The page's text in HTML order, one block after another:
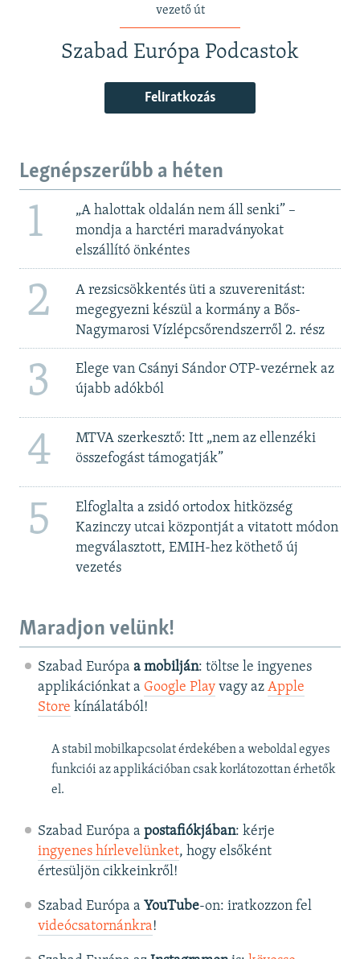
vezető út
Szabad Európa Podcastok
Feliratkozás
Legnépszerűbb a héten
1
„A halottak oldalán nem áll senki” –
mondja a harctéri maradványokat
elszállító önkéntes
2
A rezsicsökkentés üti a szuverenitást:
megegyezni készül a kormány a Bős-
Nagymarosi Vízlépcsőrendszerről 2. rész
3
Elege van Csányi Sándor OTP-vezérnek az
újabb adókból
4
MTVA szerkesztő: Itt „nem az ellenzéki
összefogást támogatják”
5
Elfoglalta a zsidó ortodox hitközség
Kazinczy utcai központját a vitatott módon
megválasztott, EMIH-hez köthető új
vezetés
Maradjon velünk!
Szabad Európa a mobilján: töltse le ingyenes
applikációnkat a Google Playvagy az Apple
Store kínálatából!
A stabil mobilkapcsolat érdekében a weboldal egyes
funkciói az applikációban csak korlátozottan érhetők
el.
Szabad Európa a postafiókjában: kérje
ingyenes hírlevelünket, hogy elsőként
értesüljön cikkeinkről!
Szabad Európa a YouTube-on: iratkozzon fel
videócsatornánkra!